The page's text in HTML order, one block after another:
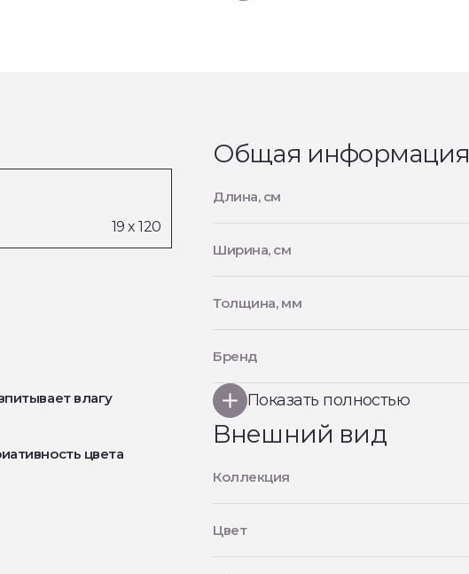
влагу
цвета
Общая информация
Длина, см
Ширина, см
Толщина, мм
Бренд
Показать полностью
Внешний вид
Коллекция
Цвет